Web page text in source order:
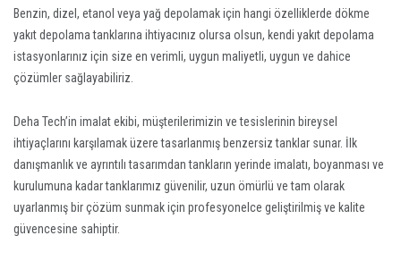
Benzin, dizel, etanol veya yağ depolamak için hangi özelliklerde dökme
yakıt depolama tanklarına ihtiyacınız olursa olsun, kendi yakıt depolama
istasyonlarınız için size en verimli, uygun maliyetli, uygun ve dahice
çözümler sağlayabiliriz.
Deha Tech’in imalat ekibi, müşterilerimizin ve tesislerinin bireysel
ihtiyaçlarını karşılamak üzere tasarlanmış benzersiz tanklar sunar. İlk
danışmanlık ve ayrıntılı tasarımdan tankların yerinde imalatı, boyanması ve
kurulumuna kadar tanklarımız güvenilir, uzun ömürlü ve tam olarak
uyarlanmış bir çözüm sunmak için profesyonelce geliştirilmiş ve kalite
güvencesine sahiptir.